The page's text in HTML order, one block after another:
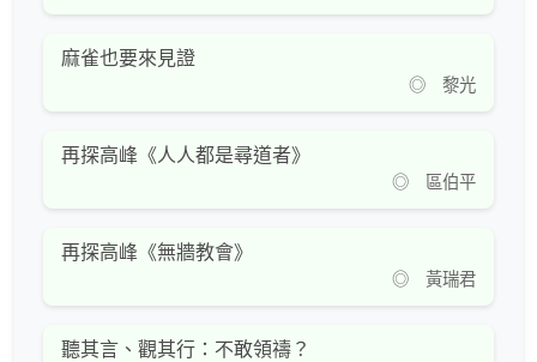
麻雀也要來見證
◎ 黎光
再探高峰《人人都是尋道者》
◎ 區伯平
再探高峰《無牆教會》
◎ 黃瑞君
聽其言、觀其行：不敢領禱？